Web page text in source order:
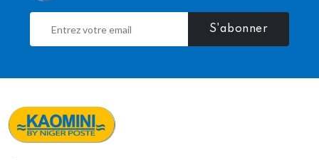
Forever Move
55 000 Fcfa
S'abonner